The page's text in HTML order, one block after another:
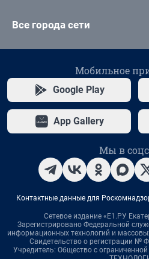
Все города сети
Мобильное
Google Play
App Gallery
Мы в
Контактные данные для
Сетевое издание «Е1.РУ
Зарегистрировано Федеральной
информационных технологий и
Свидетельство о регистрации №
Учредитель: Общество с